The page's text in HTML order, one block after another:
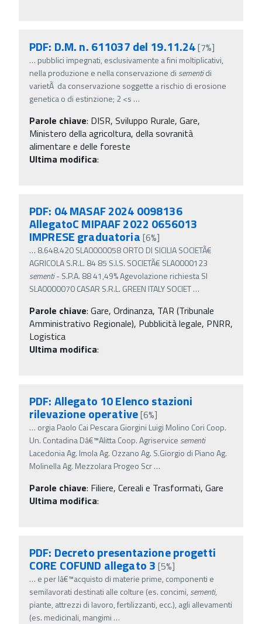
PDF: D.M. n. 611037 del 19.11.24[7%]
… pubblici impegnati, esclusivamente a fini moltiplicativi,
nella produzione e nella conservazione di sementidi
varietÃ da conservazione soggette a rischio di erosione
genetica o di estinzione; 2 <s …
Parole chiave: DISR, Sviluppo Rurale, Gare,
Ministero della agricoltura, della sovranità
alimentare e delle foreste
Ultima modifica:
PDF: 04 MASAF 2024 0098136
AllegatoC MIPAAF 2022 0656013
IMPRESE graduatoria [6%]
… 8.648.420 SLA0000058 ORTO DI SICILIA SOCIETÃ€
AGRICOLA S.R.L. 84 85 S.I.S. SOCIETÃ€ SLA0000123
sementi- S.P.A. 88 41,49% Agevolazione richiesta SI
SLA0000070 CASAR S.R.L. GREEN ITALY SOCIET…
Parole chiave: Gare, Ordinanza, TAR (Tribunale
Amministrativo Regionale), Pubblicità legale, PNRR,
Logistica
Ultima modifica:
PDF: Allegato 10 Elenco stazioni
rilevazione operative[6%]
… orgia Paolo Cai Pescara Giorgini Luigi Molino Cori Coop.
Un. Contadina Dâ€™Alitta Coop. Agriservice sementi
Lacedonia Ag. Imola Ag. Ozzano Ag. S.Giorgio di Piano Ag.
Molinella Ag. Mezzolara Progeo Scr…
Parole chiave: Filiere, Cereali e Trasformati, Gare
Ultima modifica:
PDF: Decreto presentazione progetti
CORE COFUND allegato 3 [5%]
… e per lâ€™acquisto di materie prime, componenti e
semilavorati destinati alle colture (es. concimi, sementi,
piante, attrezzi di lavoro, fertilizzanti, ecc.), agli allevamenti
(es. medicinali, mangimi …